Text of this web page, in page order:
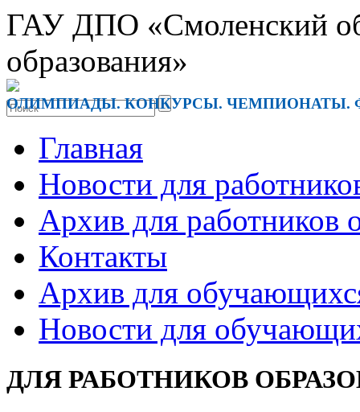
ГАУ ДПО «Смоленский
образования»
ОЛИМПИАДЫ. КОНКУРСЫ. ЧЕМПИОНАТЫ.
Главная
Новости для
Архив для работников
Контакты
Архив для
Новости для
ДЛЯ РАБОТНИКОВ